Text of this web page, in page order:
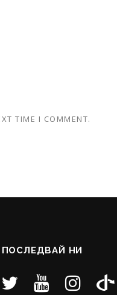
TIME I COMMENT.
ПОСЛЕДВАЙ НИ